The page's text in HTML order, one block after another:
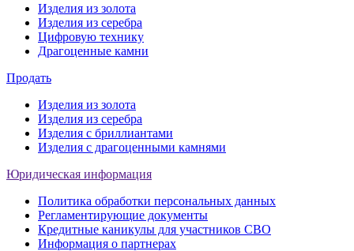
Изделия из золота
Изделия из серебра
Цифровую технику
Драгоценные камни
Продать
Изделия из золота
Изделия из серебра
Изделия с бриллиантами
Изделия с драгоценными камнями
Юридическая информация
Политика обработки персональных данных
Регламентирующие документы
Кредитные каникулы для участников СВО
Информация о партнерах